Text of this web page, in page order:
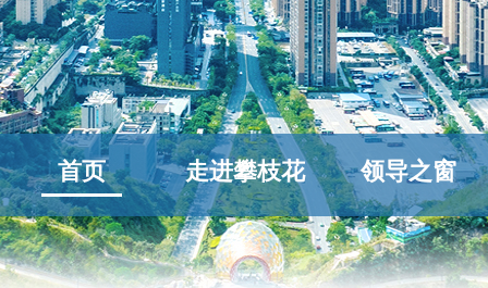
首页 走进攀枝花 领导之窗